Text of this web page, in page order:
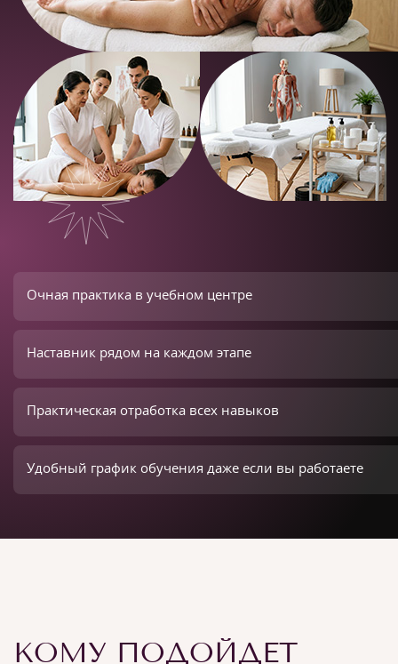
Очная практика в учебном центре
Наставник рядом на каждом этапе
Практическая отработка всех навыков
Удобный график обучения даже если вы работаете
КОМУ ПОДОЙДЕТ